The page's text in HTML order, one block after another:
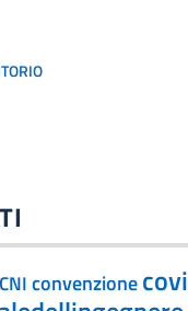
CNIconvenzione